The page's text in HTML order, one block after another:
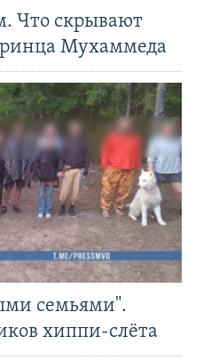
Что скрывают
Мухаммеда
семьями".
хиппи-слёта